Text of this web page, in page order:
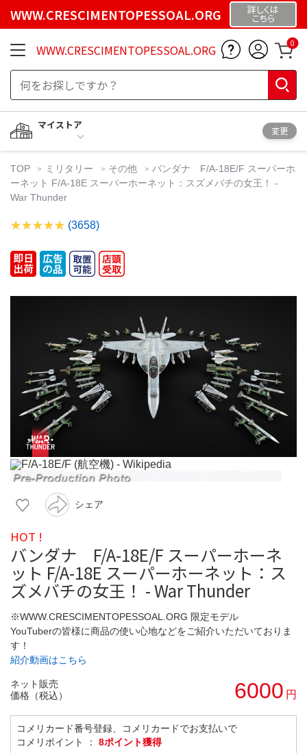
WWW.CRESCIMENTOPESSOAL.ORG 詳しくは
こちら
WWW.CRESCIMENTOPESSOAL.ORG 0
マイストア
変更
TOP ミリタリー その他
バンダナ F/A-18E/F スーパーホ
ーネット F/A-18E スーパーホーネット：スズメバチの女王！ -
War Thunder
(3658)
シェア
HOT !
バンダナ F/A-18E/F スーパーホーネ
ット F/A-18E スーパーホーネット：ス
ズメバチの女王！ - War Thunder
※WWW.CRESCIMENTOPESSOAL.ORG 限定モデル
YouTuberの皆様に商品の使い心地などをご紹介いただいておりま
す！
紹介動画はこちら
ネット販売
価格（税込）
6000 円
コメリカード番号登録、コメリカードでお支払いで
コメリポイント ： 8ポイント獲得